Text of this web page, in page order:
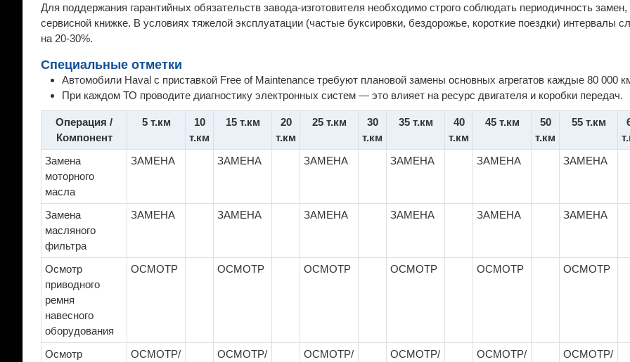
Для поддержания гарантийных обязательств завода-изготовителя необходимо строго соблюдать периодичность
сервисной книжке. В условиях тяжелой эксплуатации (частые буксировки, бездорожье, короткие поездки) интервалы
на 20-30%.
Специальные отметки
Автомобили Haval с приставкой Free of Maintenance требуют плановой замены основных агрегатов каждые 80 000
При каждом ТО проводите диагностику электронных систем — это влияет на ресурс двигателя и коробки передач.
Операция /
Компонент
5 т.км
10
т.км
15 т.км
20
т.км
25 т.км
30
т.км
35 т.км
40
т.км
45 т.км
50
т.км
55 т.км
Замена
моторного
масла
ЗАМЕНА ЗАМЕНА ЗАМЕНА ЗАМЕНА ЗАМЕНА ЗАМЕНА
Замена
масляного
фильтра
ЗАМЕНА ЗАМЕНА ЗАМЕНА ЗАМЕНА ЗАМЕНА ЗАМЕНА
Осмотр
приводного
ремня
навесного
оборудования
ОСМОТР ОСМОТР ОСМОТР ОСМОТР ОСМОТР ОСМОТР
Осмотр
ОСМОТР/
ОСМОТР/
ОСМОТР/
ОСМОТР/
ОСМОТР/
ОСМОТР/